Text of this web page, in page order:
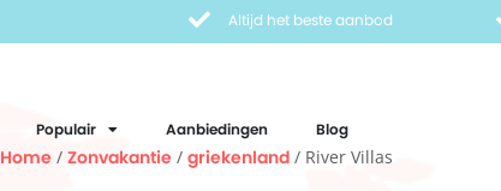
Altijd het beste aanbod
Populair Aanbiedingen Blog
Home / Zonvakantie / griekenland/ River Villas